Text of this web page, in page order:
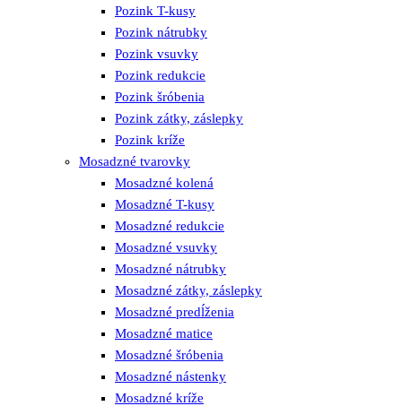
Pozink T-kusy
Pozink nátrubky
Pozink vsuvky
Pozink redukcie
Pozink šróbenia
Pozink zátky, záslepky
Pozink kríže
Mosadzné tvarovky
Mosadzné kolená
Mosadzné T-kusy
Mosadzné redukcie
Mosadzné vsuvky
Mosadzné nátrubky
Mosadzné zátky, záslepky
Mosadzné predĺženia
Mosadzné matice
Mosadzné šróbenia
Mosadzné nástenky
Mosadzné kríže